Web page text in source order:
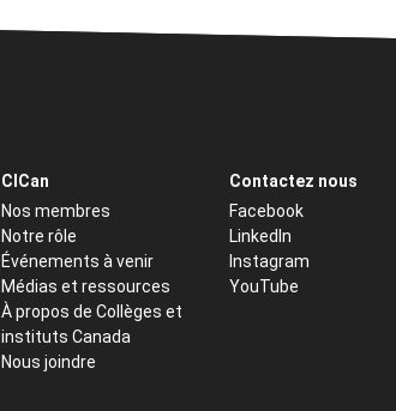
CICan
Nos membres
Notre rôle
Événements à venir
Médias et ressources
À propos de Collèges et
instituts Canada
Nous joindre
Contactez nous
Facebook
LinkedIn
Instagram
YouTube